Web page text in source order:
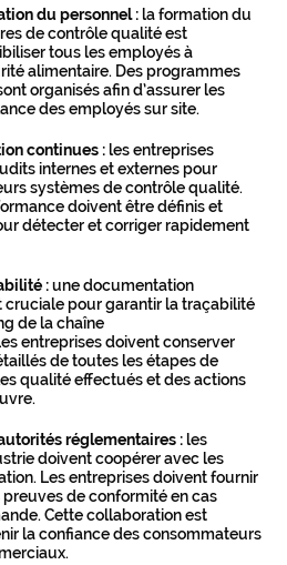
du personnel :la formation du
de contrôle qualité est
tous les employés à
alimentaire. Des programmes
organisés afin d’assurer les
des employés sur site.
continues :les entreprises
internes et externes pour
systèmes de contrôle qualité.
doivent être définis et
détecter et corriger rapidement
:une documentation
cruciale pour garantir la traçabilité
de la chaîne
entreprises doivent conserver
de toutes les étapes de
qualité effectués et des actions
réglementaires :les
doivent coopérer avec les
Les entreprises doivent fournir
de conformité en cas
Cette collaboration est
la confiance des consommateurs